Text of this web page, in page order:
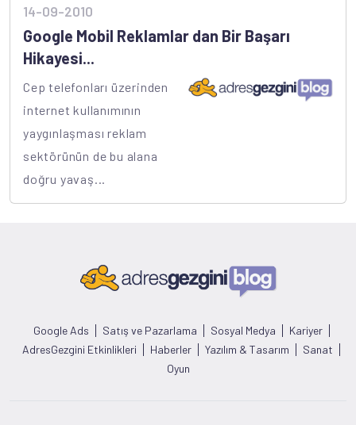
14-09-2010
Google Mobil Reklamlar dan Bir Başarı
Hikayesi...
Cep telefonları üzerinden
internet kullanımının
yaygınlaşması reklam
sektörünün de bu alana
doğru yavaş...
Google Ads Satış ve Pazarlama Sosyal Medya
Kariyer
AdresGezgini Etkinlikleri
Haberler Yazılım & Tasarım
Sanat
Oyun